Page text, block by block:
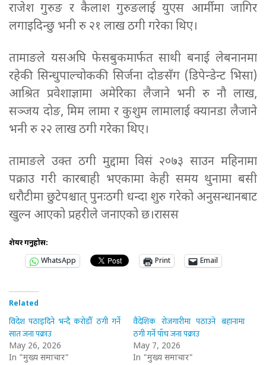
राजेश गुरुङ र कैलाश गुरुङलाई युएस आर्मीमा जागिर
लगाइदिन्छु भनी रु २१ लाख ठगी गरेका थिए।
तामाङले यसअघि फेसबुकमार्फत साथी बनाई लेबनानमा
रहेकी सिन्धुपाल्चोककी सिर्जना दोङसँग (डिपेन्डेन्ट भिसा)
आश्रित प्रवेशाज्ञामा अमेरिका लैजाने भनी रु नौ लाख,
सञ्जय दोङ, मिम लामा र कुशुम लामालाई क्यानडा लैजाने
भनी रु २२ लाख ठगी गरेका थिए।
तामाङले उक्त ठगी मुद्दामा विसं २०७३ साउन महिनामा
पक्राउ गरी कारबाही भएकामा केही समय थुनामा बसी
धरौटीमा छुटेपश्चात् पुनःठगी धन्दा शुरु गरेको अनुसन्धानबाट
खुल्न आएको प्रहरीले जनाएको छ।रासस
शेयर गर्नुहोस:
WhatsApp
Print Email
Related
विदेश पठाइदिने भन्दै करोडौँ ठगी गर्ने
सात जना पक्राउ
May 26, 2026
In "मुख्य समाचार"
वैदेशिक रोजगारीमा पठाउने बहानामा
ठगी गर्ने पाँच जना पक्राउ
May 7, 2026
In "मुख्य समाचार"